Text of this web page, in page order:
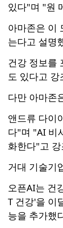
있다"며 "원
아마존은 이
는다고 설명
건강 정보를
도 있다고 강
다만 아마존
앤드류 다이
다"며 "AI 비
화한다"고
거대 기술기
오픈AI는 건
T 건강'을 이
능을 추가했